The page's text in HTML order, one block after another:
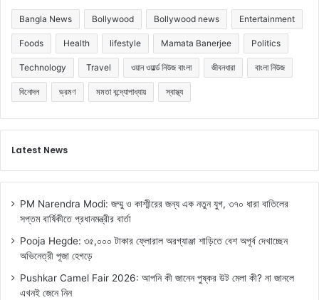
Bangla News Bollywood Bollywood news Entertainment
Foods Health lifestyle Mamata Banerjee Politics
Technology Travel ওয়ান ওয়ার্ল্ড নিউজ বাংলা জীবনধারা বাংলা নিউজ
বিনোদন ভ্রমণ মমতা বন্দ্যোপাধ্যায় স্বাস্থ্য
Latest News
PM Narendra Modi: জম্মু ও কাশ্মীরের জন্য এক নতুন যুগ, ৩৭০ ধারা বাতিলের
সপ্তম বার্ষিকীতে প্রধানমন্ত্রীর বার্তা
Pooja Hegde: ৩৫,০০০ টাকার ফ্লোরাল অরগ্যাঞ্জা শাড়িতে বেশ অপূর্ব দেখাচ্ছেন
অভিনেত্রী পূজা হেগড়ে
Pushkar Camel Fair 2026: আপনি কী জানেন পুষ্কর উট মেলা কী? না জানলে
এখনই জেনে নিন